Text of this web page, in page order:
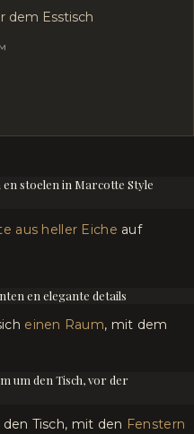
dem Esstisch
aus heller Eiche auf
einen Raum, mit dem
Tisch, mit den Fenstern